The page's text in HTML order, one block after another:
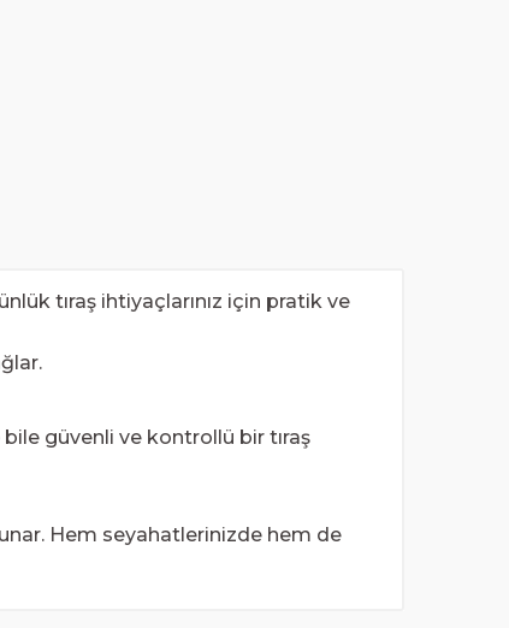
tıraş ihtiyaçlarınız için pratik ve
güvenli ve kontrollü bir tıraş
Hem seyahatlerinizde hem de